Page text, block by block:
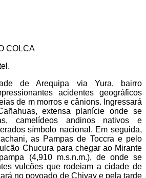
COLCA
de Arequipa via Yura, bairro
acidentes geográficos
de m morros e cânions. Ingressará
extensa planície onde se
camelídeos andinos nativos e
símbolo nacional. Em seguida,
as Pampas de Toccra e pelo
Chucura para chegar ao Mirante
(4,910 m.s.n.m.), de onde se
vulcões que rodeiam a cidade de
no povoado de Chivay e pela tarde